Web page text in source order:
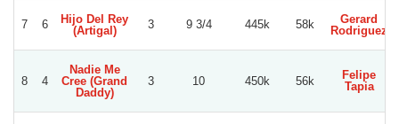
7 6
Hijo Del Rey
(Artigal)
3 9 3/4 445k 58k
Gerard
Rodriguez
8 4
Nadie Me
Cree (Grand
Daddy)
3 10 450k 56k
Felipe
Tapia